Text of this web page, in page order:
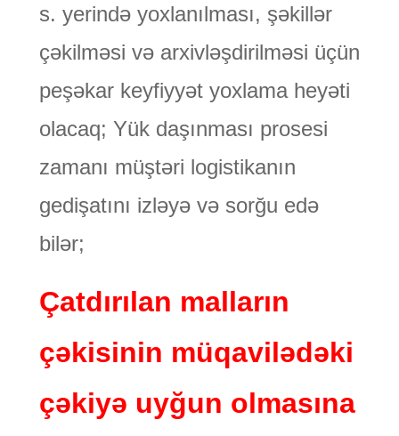
s. yerində yoxlanılması, şəkillər
çəkilməsi və arxivləşdirilməsi üçün
peşəkar keyfiyyət yoxlama heyəti
olacaq; Yük daşınması prosesi
zamanı müştəri logistikanın
gedişatını izləyə və sorğu edə
bilər;
Çatdırılan malların
çəkisinin müqavilədəki
çəkiyə uyğun olmasına